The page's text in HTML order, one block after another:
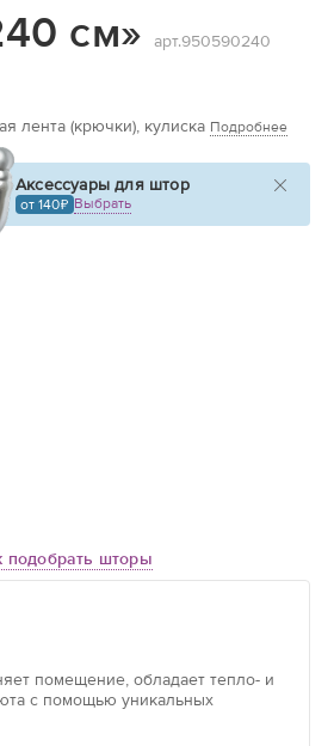
см»
арт.950590240
лента (крючки), кулиска Подробнее
Аксессуары для штор
от 140 Выбрать
подобрать шторы
помещение, обладает тепло- и
с помощью уникальных